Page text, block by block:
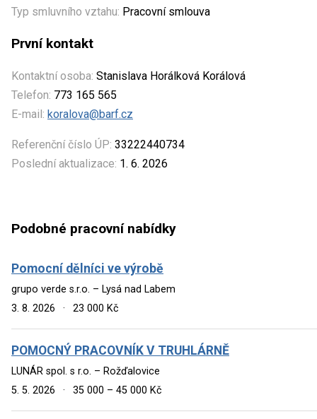
Typ smluvního vztahu: Pracovní smlouva
První kontakt
Kontaktní osoba: Stanislava Horálková Korálová
Telefon: 773 165 565
E-mail: koralova@barf.cz
Referenční číslo ÚP: 33222440734
Poslední aktualizace: 1. 6. 2026
Podobné pracovní nabídky
Pomocní dělníci ve výrobě
grupo verde s.r.o. – Lysá nad Labem
3. 8. 2026
· 23 000 Kč
POMOCNÝ PRACOVNÍK V TRUHLÁRNĚ
LUNÁR spol. s r.o. – Rožďalovice
5. 5. 2026
· 35 000 – 45 000 Kč